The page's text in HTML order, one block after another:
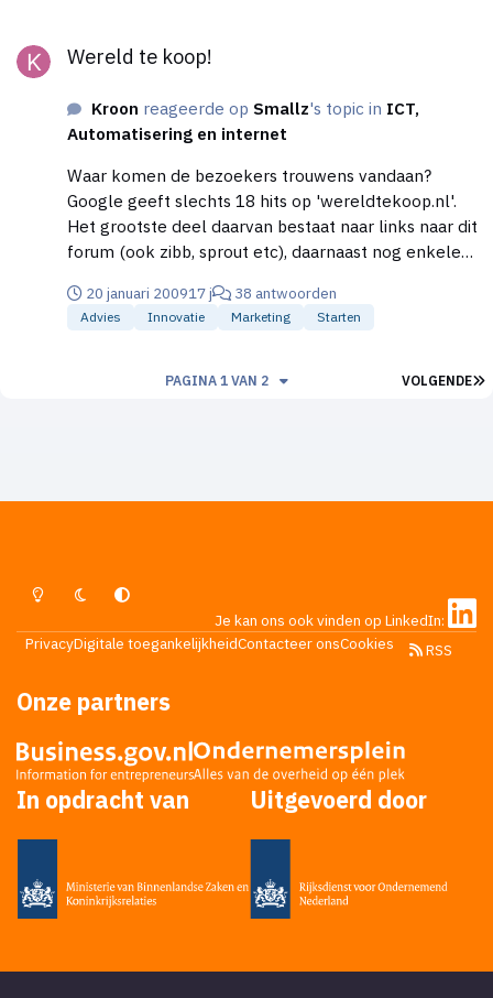
gebruiken tijdens de feestdagen als cadeau.", betreft
product/dienst is de levering van games. Dat heeft
een andere toegevoegde waarde dan wanneer ik
hetzelfde spel haal bij de plaatselijke V&D.
Wereld te koop!
Kroon reageerde op Smallz's topic in ICT,
Automatisering en internet
Waar komen de bezoekers trouwens vandaan?
Google geeft slechts 18 hits op 'wereldtekoop.nl'.
Het grootste deel daarvan bestaat naar links naar dit
forum (ook zibb, sprout etc), daarnaast nog enkele
een klein persberichtje op omroepbrabant.nl
20 januari 200917 j 38 antwoorden
Advies Innovatie Marketing Starten
VOLGENDE
PAGINA 1 VAN 2
Lichte ModusDonkere ModusSysteemvoorkeur
Je kan ons ook vinden op LinkedIn:
PrivacyDigitale toegankelijkheidContacteer onsCookies RSS
Onze partners
In opdracht van Uitgevoerd door